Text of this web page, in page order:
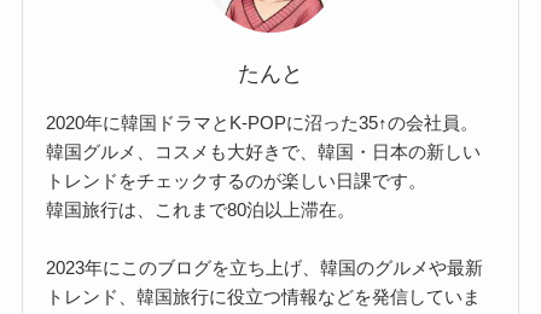
たんと
2020年に韓国ドラマとK-POPに沼った35↑の会社員。
韓国グルメ、コスメも大好きで、韓国・日本の新しい
トレンドをチェックするのが楽しい日課です。
韓国旅行は、これまで80泊以上滞在。
2023年にこのブログを立ち上げ、韓国のグルメや最新
トレンド、韓国旅行に役立つ情報などを発信していま